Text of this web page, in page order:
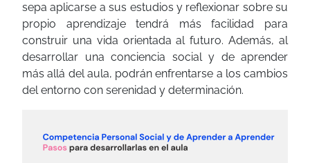
sepa aplicarse a sus estudios y reflexionar sobre su
propio aprendizaje tendrá más facilidad para
construir una vida orientada al futuro. Además, al
desarrollar una conciencia social y de aprender
más allá del aula, podrán enfrentarse a los cambios
del entorno con serenidad y determinación.